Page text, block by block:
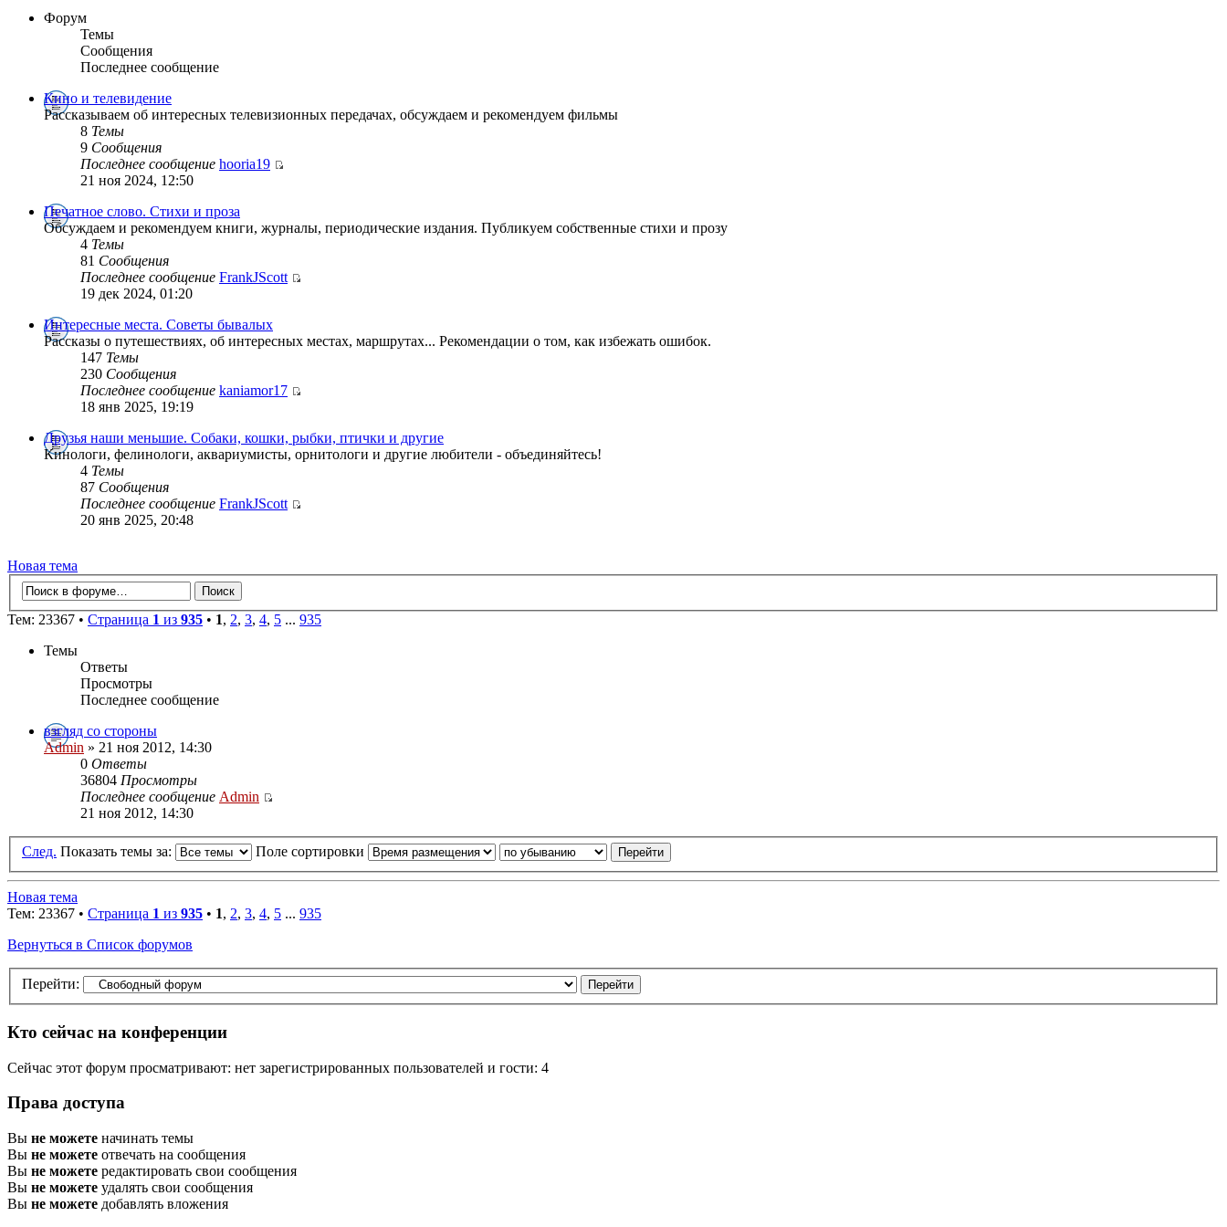
Форум
Темы
Сообщения
Последнее сообщение
Кино и телевидение
Рассказываем об интересных телевизионных передачах, обсуждаем и рекомендуем фильмы
8 Темы
9 Сообщения
Последнее сообщение hooria19
21 ноя 2024, 12:50
Печатное слово. Стихи и проза
Обсуждаем и рекомендуем книги, журналы, периодические издания. Публикуем собственные стихи и прозу
4 Темы
81 Сообщения
Последнее сообщение FrankJScott
19 дек 2024, 01:20
Интересные места. Советы бывалых
Рассказы о путешествиях, об интересных местах, маршрутах... Рекомендации о том, как избежать ошибок.
147 Темы
230 Сообщения
Последнее сообщение kaniamor17
18 янв 2025, 19:19
Друзья наши меньшие. Собаки, кошки, рыбки, птички и другие
Кинологи, фелинологи, аквариумисты, орнитологи и другие любители - объединяйтесь!
4 Темы
87 Сообщения
Последнее сообщение FrankJScott
20 янв 2025, 20:48
Новая тема
Тем: 23367 • Страница 1 из 935 • 1, 2, 3, 4, 5 ... 935
Темы
Ответы
Просмотры
Последнее сообщение
взгляд со стороны
Admin » 21 ноя 2012, 14:30
0 Ответы
36804 Просмотры
Последнее сообщение Admin
21 ноя 2012, 14:30
След. Показать темы за: Поле сортировки
Новая тема
Тем: 23367 • Страница 1 из 935 • 1, 2, 3, 4, 5 ... 935
Вернуться в Список форумов
Перейти:
Кто сейчас на конференции
Сейчас этот форум просматривают: нет зарегистрированных пользователей и гости: 4
Права доступа
Вы не можете начинать темы
Вы не можете отвечать на сообщения
Вы не можете редактировать свои сообщения
Вы не можете удалять свои сообщения
Вы не можете добавлять вложения